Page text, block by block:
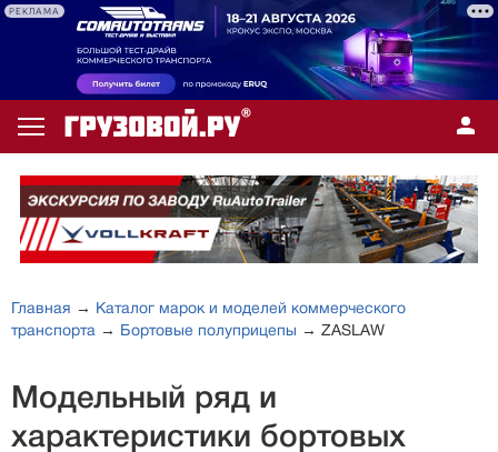
РЕКЛАМА
Главная → Каталог марок и моделей коммерческого
транспорта → Бортовые полуприцепы → ZASLAW
Модельный ряд и
характеристики бортовых